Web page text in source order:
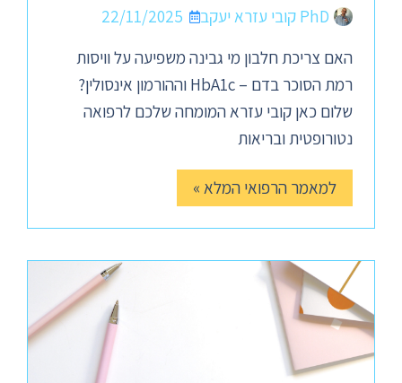
PhD קובי עזרא יעקב
22/11/2025
האם צריכת חלבון מי גבינה משפיעה על וויסות
רמת הסוכר בדם – HbA1c וההורמון אינסולין?
שלום כאן קובי עזרא המומחה שלכם לרפואה
נטורופטית ובריאות
למאמר הרפואי המלא »